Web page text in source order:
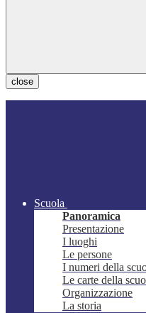
close
Scuola
Panoramica
Presentazione
I luoghi
Le persone
I numeri della
Le carte della
Organizzazione
La storia